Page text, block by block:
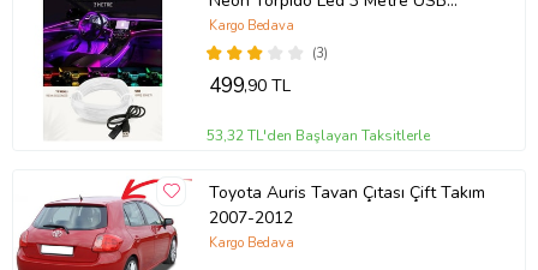
Girişli
(3)
Kargo Bedava
499,90 TL
53,32 TL'den Başlayan Taksitlerle
Toyota Auris Tavan Çıtası Çift Takım
2007-2012
Kargo Bedava